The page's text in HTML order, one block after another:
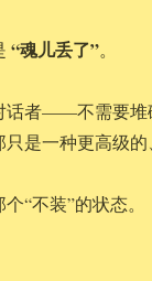
“魂儿丢了”。
者——不需要堆
是一种更高级的
“不装”的状态。